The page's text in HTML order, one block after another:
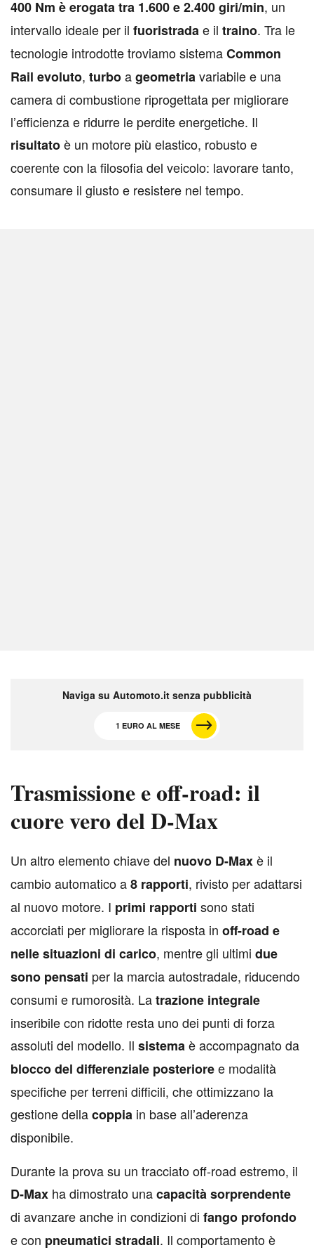
400 Nm è erogata tra 1.600 e 2.400 giri/min, un
intervallo ideale per il fuoristradae il traino. Tra le
tecnologie introdotte troviamo sistemaCommon
Rail evoluto, turboageometriavariabile e una
camera di combustione riprogettata per migliorare
l’efficienza e ridurre le perdite energetiche. Il
risultatoè un motore più elastico, robusto e
coerente con la filosofia del veicolo: lavorare tanto,
consumare il giusto e resistere nel tempo.
Naviga su Automoto.it senza pubblicità
1 EURO AL MESE
Trasmissione e off-road: il
cuore vero del D-Max
Un altro elemento chiave del nuovo D-Maxè il
cambio automatico a8 rapporti, rivisto per adattarsi
al nuovo motore. I primi rapporti sono stati
accorciati per migliorare la risposta in off-road e
nelle situazioni di carico, mentre gli ultimi due
sono pensati per la marcia autostradale, riducendo
consumi e rumorosità. Latrazione integrale
inseribile con ridotte resta uno dei punti di forza
assoluti del modello. Il sistemaè accompagnato da
blocco del differenziale posterioree modalità
specifiche per terreni difficili, che ottimizzano la
gestione dellacoppia in base all’aderenza
disponibile.
Durante la prova su un tracciato off-road estremo, il
D-Max ha dimostrato unacapacità sorprendente
di avanzare anche in condizioni di fango profondo
e con pneumatici stradali. Il comportamento è